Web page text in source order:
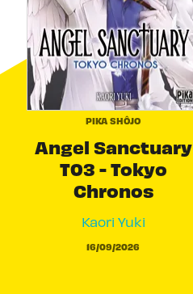
PIKA SHÔJO
Angel Sanctuary
T03 - Tokyo
Chronos
Kaori Yuki
16/09/2026